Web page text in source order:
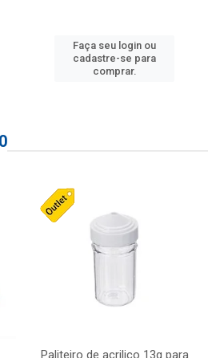
Faça seu login ou
cadastre-se para
comprar.
Paliteiro de acrilico 13g para